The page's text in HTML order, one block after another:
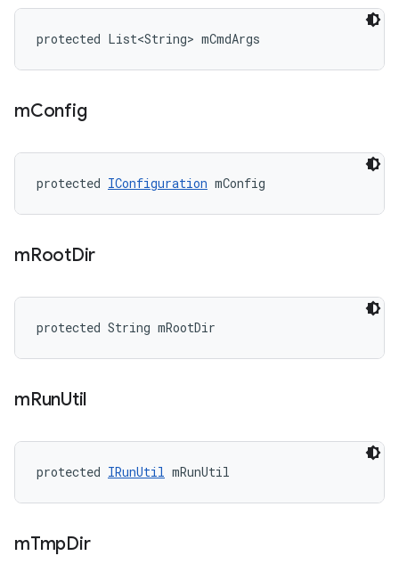
protected List<String> mCmdArgs
mConfig
protected IConfiguration mConfig
mRootDir
protected String mRootDir
mRunUtil
protected IRunUtil mRunUtil
mTmpDir